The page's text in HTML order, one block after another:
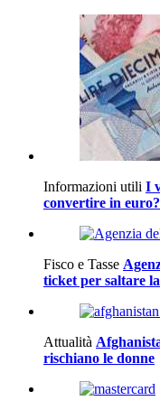
Informazioni utili I
convertire in euro?
Fisco e Tasse
ticket per saltare
Attualità
rischiano le donne